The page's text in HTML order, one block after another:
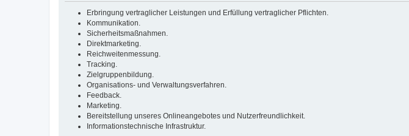
Erbringung vertraglicher Leistungen und Erfüllung vertraglicher Pflichten.
Kommunikation.
Sicherheitsmaßnahmen.
Direktmarketing.
Reichweitenmessung.
Tracking.
Zielgruppenbildung.
Organisations- und Verwaltungsverfahren.
Feedback.
Marketing.
Bereitstellung unseres Onlineangebotes und Nutzerfreundlichkeit.
Informationstechnische Infrastruktur.